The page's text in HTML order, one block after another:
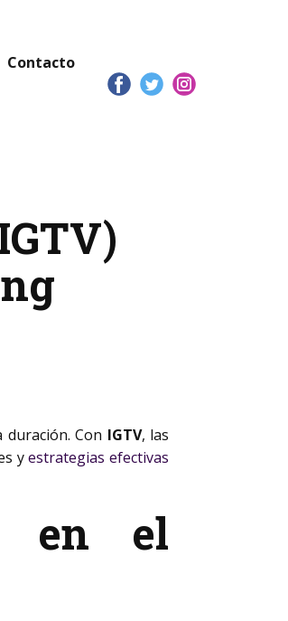
Contacto
Con IGTV, las
yestrategias efectivas
en el